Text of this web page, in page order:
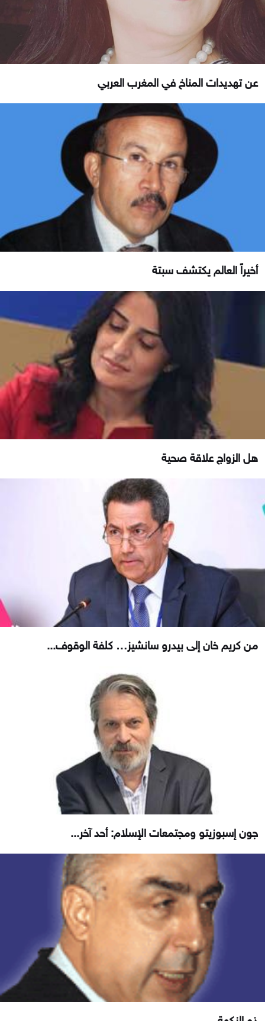
عن تهديدات المناخ في المغرب العربي
أخيراً العالم يكتشف سبتة
هل الزواج علاقة صحية
من كريم خان إلى بيدرو سانشيز… كلفة الوقوف...
جون إسبوزيتو ومجتمعات الإسلام: أحد آخر...